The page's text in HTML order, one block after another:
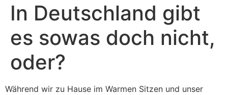
In Deutschland gibt
es sowas doch nicht,
oder?
Während wir zu Hause im Warmen Sitzen und unser